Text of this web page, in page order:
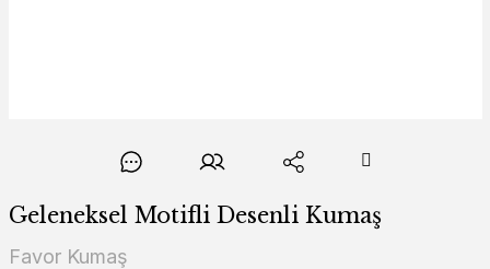
Geleneksel Motifli Desenli Kumaş
Favor Kumaş